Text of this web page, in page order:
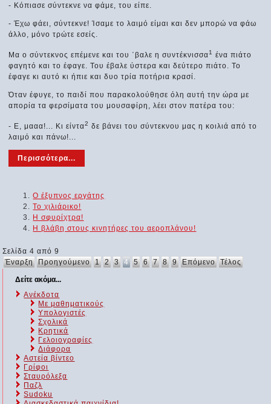
- Κόπιασε σύντεκνε να φάμε, του είπε.
- Έχω φάει, σύντεκνε! Ίσαμε το λαιμό είμαι και δεν μπορώ να φάω
άλλο, μόνο τρώτε εσείς.
Μα ο σύντεκνος επέμενε και του ΄βαλε η συντέκνισσα1
ένα πιάτο
φαγητό και το έφαγε. Του έβαλε ύστερα και δεύτερο πιάτο. Το
έφαγε κι αυτό κι ήπιε και δυο τρία ποτήρια κρασί.
Όταν έφυγε, το παιδί που παρακολούθησε όλη αυτή την ώρα με
απορία τα φερσίματα του μουσαφίρη, λέει στον πατέρα του:
- Ε, μααα!... Κι είντα2 δε βάνει του σύντεκνου μας η κοιλιά από το
λαιμό και πάνω!...
Περισσότερα...
Ο έξυπνος εργάτης
Το χιλιάρικο!
Η σφυρίχτρα!
Η βλάβη στους κινητήρες του αεροπλάνου!
Σελίδα 4 από 9
Έναρξη Προηγούμενο 1 2 3 4 5 6 7 8 9 Επόμενο Τέλος
Δείτε ακόμα...
Ανέκδοτα
Με μαθηματικούς
Υπολογιστές
Σχολικά
Κρητικά
Γελοιογραφίες
Διάφορα
Αστεία βίντεο
Γρίφοι
Σταυρόλεξα
Παζλ
Sudoku